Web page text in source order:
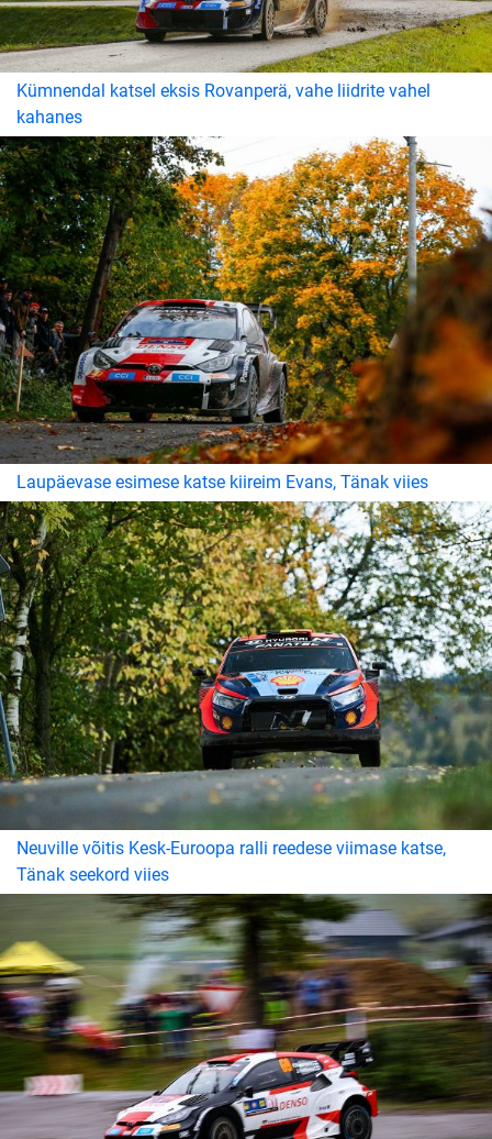
Kümnendal katsel eksis Rovanperä, vahe liidrite vahel
kahanes
Laupäevase esimese katse kiireim Evans, Tänak viies
Neuville võitis Kesk-Euroopa ralli reedese viimase katse,
Tänak seekord viies